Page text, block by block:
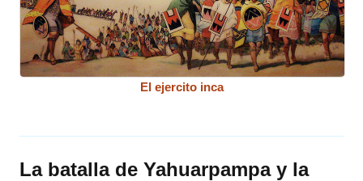
El ejercito inca
La batalla de Yahuarpampa y la